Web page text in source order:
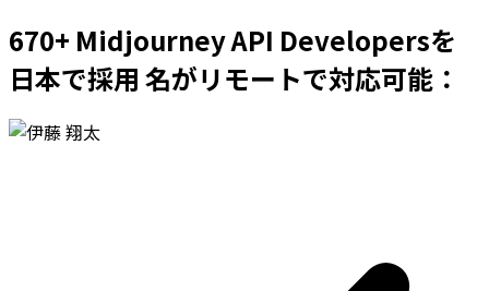
670+ Midjourney API Developersを
日本で採用 名がリモートで対応可能：